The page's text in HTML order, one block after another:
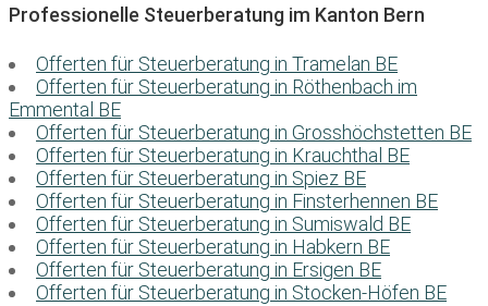
Professionelle Steuerberatung im Kanton Bern
Offerten für Steuerberatung in Tramelan BE
Offerten für Steuerberatung in Röthenbach im
Emmental BE
Offerten für Steuerberatung in Grosshöchstetten BE
Offerten für Steuerberatung in Krauchthal BE
Offerten für Steuerberatung in Spiez BE
Offerten für Steuerberatung in Finsterhennen BE
Offerten für Steuerberatung in Sumiswald BE
Offerten für Steuerberatung in Habkern BE
Offerten für Steuerberatung in Ersigen BE
Offerten für Steuerberatung in Stocken-Höfen BE